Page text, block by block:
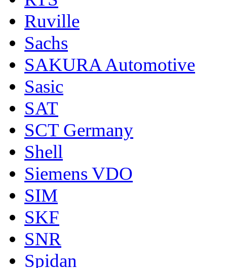
Ruville
Sachs
SAKURA Automotive
Sasic
SAT
SCT Germany
Shell
Siemens VDO
SIM
SKF
SNR
Spidan